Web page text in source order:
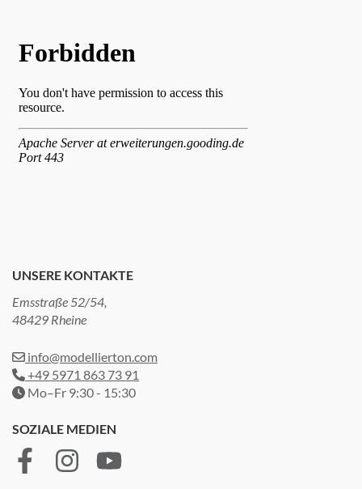
UNSERE KONTAKTE
Emsstraße 52/54,
48429 Rheine
info@modellierton.com
+49 5971 863 73 91
Mo–Fr 9:30 - 15:30
SOZIALE MEDIEN